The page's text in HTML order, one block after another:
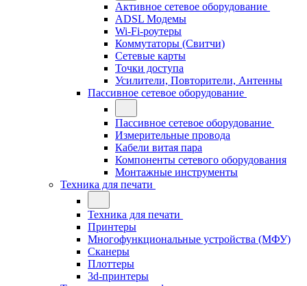
Активное сетевое оборудование
ADSL Модемы
Wi-Fi-роутеры
Коммутаторы (Свитчи)
Сетевые карты
Точки доступа
Усилители, Повторители, Антенны
Пассивное сетевое оборудование
Пассивное сетевое оборудование
Измерительные провода
Кабели витая пара
Компоненты сетевого оборудования
Монтажные инструменты
Техника для печати
Техника для печати
Принтеры
Многофункциональные устройства (МФУ)
Сканеры
Плоттеры
3d-принтеры